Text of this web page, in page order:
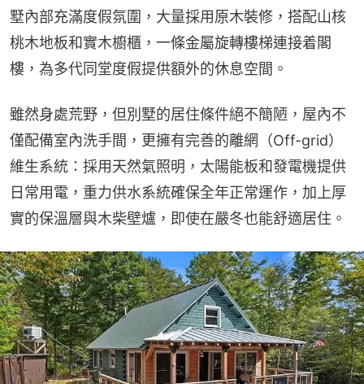
墅內部充滿度假氛圍，大量採用原木裝修，搭配山核
桃木地板和實木櫥櫃，一條金屬旋轉樓梯連接着閣
樓，為多代同堂度假提供額外的休息空間。
雖然身處荒野，但別墅的居住條件絕不簡陋，屋內不
僅配備室內洗手間，更擁有完善的離網（Off-grid）
維生系統：採用天然氣照明，太陽能板和發電機提供
日常用電，重力供水系統確保全年正常運作，加上厚
實的保溫層與木柴壁爐，即使在嚴冬也能舒適居住。